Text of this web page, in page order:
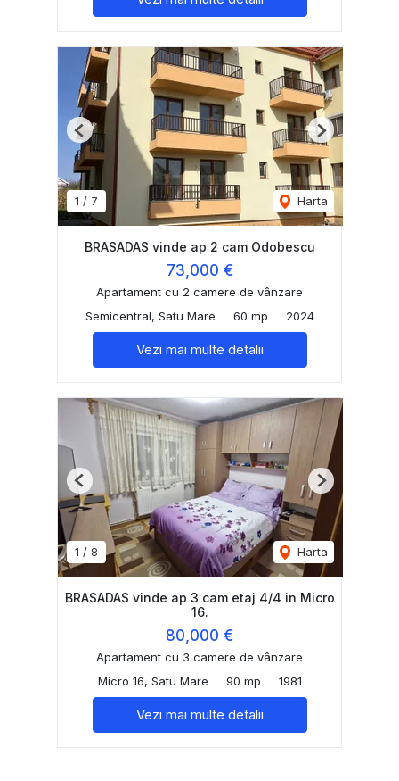
1 / 7 Harta
Previous Next
BRASADAS vinde ap 2 cam Odobescu
73,000 €
Apartament cu 2 camere de vânzare
Semicentral, Satu Mare
60 mp 2024
Vezi mai multe detalii
1 / 8 Harta
Previous Next
BRASADAS vinde ap 3 cam etaj 4/4 in Micro
16.
80,000 €
Apartament cu 3 camere de vânzare
Micro 16, Satu Mare
90 mp 1981
Vezi mai multe detalii